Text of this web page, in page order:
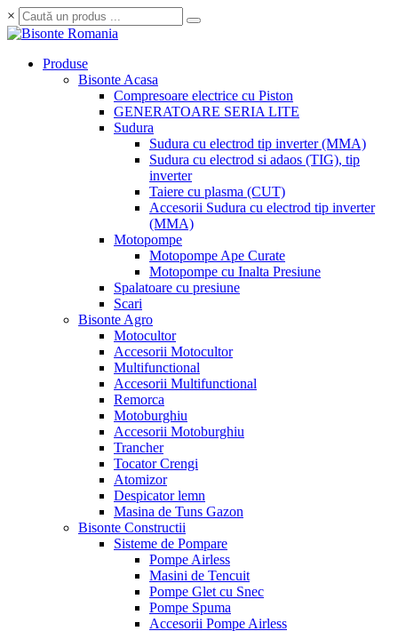
×
Produse
Bisonte Acasa
Compresoare electrice cu Piston
GENERATOARE SERIA LITE
Sudura
Sudura cu electrod tip inverter (MMA)
Sudura cu electrod si adaos (TIG), tip
inverter
Taiere cu plasma (CUT)
Accesorii Sudura cu electrod tip inverter
(MMA)
Motopompe
Motopompe Ape Curate
Motopompe cu Inalta Presiune
Spalatoare cu presiune
Scari
Bisonte Agro
Motocultor
Accesorii Motocultor
Multifunctional
Accesorii Multifunctional
Remorca
Motoburghiu
Accesorii Motoburghiu
Trancher
Tocator Crengi
Atomizor
Despicator lemn
Masina de Tuns Gazon
Bisonte Constructii
Sisteme de Pompare
Pompe Airless
Masini de Tencuit
Pompe Glet cu Snec
Pompe Spuma
Accesorii Pompe Airless